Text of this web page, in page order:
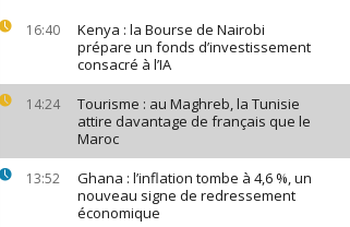
16:40
Kenya : la Bourse de Nairobi
prépare un fonds d’investissement
consacré à l’IA
14:24
Tourisme : au Maghreb, la Tunisie
attire davantage de français que le
Maroc
13:52
Ghana : l’inflation tombe à 4,6 %, un
nouveau signe de redressement
économique